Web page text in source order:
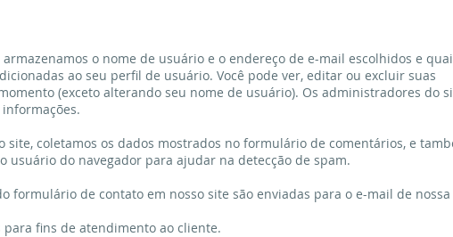
o nome de usuário e o endereço de e-mail escolhidos e
ao seu perfil de usuário. Você pode ver, editar ou excluir suas
(exceto alterando seu nome de usuário). Os administradores do
site, coletamos os dados mostrados no formulário de comentários, e
usuário do navegador para ajudar na detecção de spam.
formulário de contato em nosso site são enviadas para o e-mail de nossa
para fins de atendimento ao cliente.